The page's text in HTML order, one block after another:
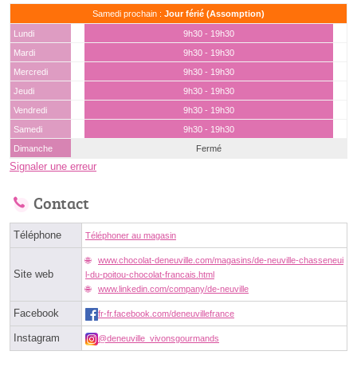
Samedi prochain : Jour férié (Assomption)
Lundi
9h30 - 19h30
Mardi
9h30 - 19h30
Mercredi
9h30 - 19h30
Jeudi
9h30 - 19h30
Vendredi
9h30 - 19h30
Samedi
9h30 - 19h30
Dimanche
Fermé
Signaler une erreur
Contact
Téléphone Téléphoner au magasin
Site web
www.chocolat-deneuville.com/magasins/de-neuville-chasseneui
l-du-poitou-chocolat-francais.html
www.linkedin.com/company/de-neuville
Facebook fr-fr.facebook.com/deneuvillefrance
Instagram @deneuville_vivonsgourmands